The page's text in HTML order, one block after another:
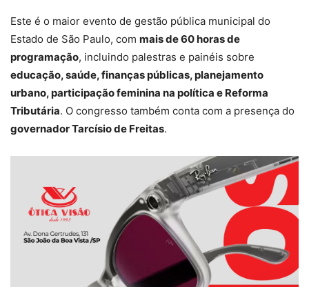
Este é o maior evento de gestão pública municipal do
Estado de São Paulo, com mais de 60 horas de
programação, incluindo palestras e painéis sobre
educação, saúde, finanças públicas, planejamento
urbano, participação feminina na política e Reforma
Tributária. O congresso também conta com a presença do
governador Tarcísio de Freitas.